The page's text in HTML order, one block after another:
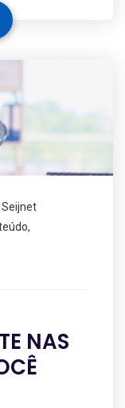
Seijnet
,
NAS